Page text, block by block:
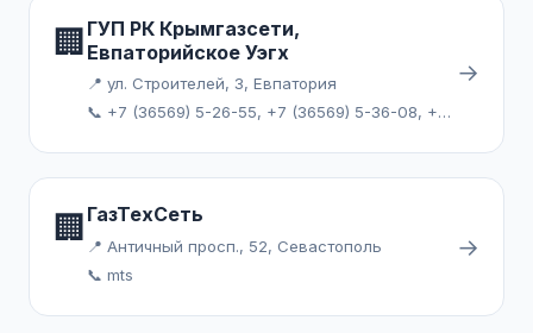
🏢 ГУП РК Крымгазсети,
Евпаторийское Уэгх
📍 ул. Строителей, 3, Евпатория
📞 +7 (36569) 5-26-55, +7 (36569) 5-36-08, +7 (36569) 5-47-87, +7 (36569) 5-48-06, +7 (36569) 9-22-39
→
🏢 ГазТехСеть
📍 Античный просп., 52, Севастополь
📞 mts
→